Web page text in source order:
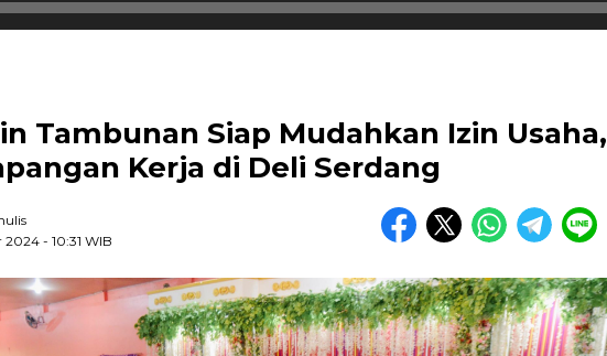
Tambunan Siap Mudahkan Izin Usaha,
Kerja di Deli Serdang
2024 - 10:31 WIB